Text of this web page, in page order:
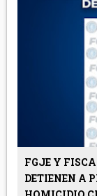
FGJE Y
DETIENEN A